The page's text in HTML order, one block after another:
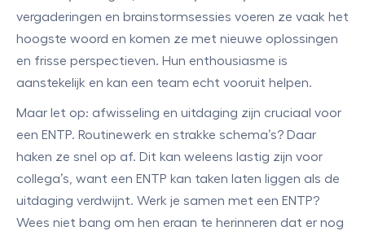
vergaderingen en brainstormsessies voeren ze vaak het
hoogste woord en komen ze met nieuwe oplossingen
en frisse perspectieven. Hun enthousiasme is
aanstekelijk en kan een team echt vooruit helpen.
Maar let op: afwisseling en uitdaging zijn cruciaal voor
een ENTP. Routinewerk en strakke schema’s? Daar
haken ze snel op af. Dit kan weleens lastig zijn voor
collega’s, want een ENTP kan taken laten liggen als de
uitdaging verdwijnt. Werk je samen met een ENTP?
Wees niet bang om hen eraan te herinneren dat er nog